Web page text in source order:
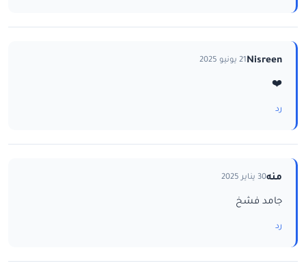
Nisreen21 يونيو 2025
❤️
رد
منه30 يناير 2025
جامد فشخ
رد